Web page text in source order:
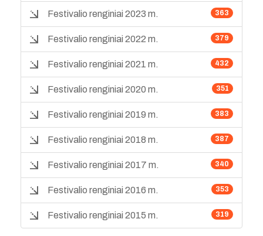
363
Festivalio renginiai 2023 m.
379
Festivalio renginiai 2022 m.
432
Festivalio renginiai 2021 m.
351
Festivalio renginiai 2020 m.
383
Festivalio renginiai 2019 m.
387
Festivalio renginiai 2018 m.
340
Festivalio renginiai 2017 m.
353
Festivalio renginiai 2016 m.
319
Festivalio renginiai 2015 m.